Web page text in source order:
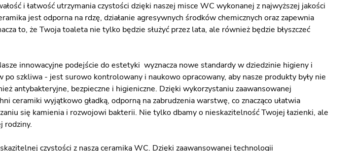
i łatwość utrzymania czystości dzięki naszej misce WC wykonanej z najwyższej jakości
jest odporna na rdzę, działanie agresywnych środków chemicznych oraz zapewnia
to, że Twoja toaleta nie tylko będzie służyć przez lata, ale również będzie błyszczeć
innowacyjne podejście do estetyki wyznacza nowe standardy w dziedzinie higieny i
szkliwa - jest surowo kontrolowany i naukowo opracowany, aby nasze produkty były nie
antybakteryjne, bezpieczne i higieniczne. Dzięki wykorzystaniu zaawansowanej
ceramiki wyjątkowo gładką, odporną na zabrudzenia warstwę, co znacząco ułatwia
się kamienia i rozwojowi bakterii. Nie tylko dbamy o nieskazitelność Twojej łazienki, ale
rodziny.
czystości z naszą ceramiką WC. Dzięki zaawansowanej technologii